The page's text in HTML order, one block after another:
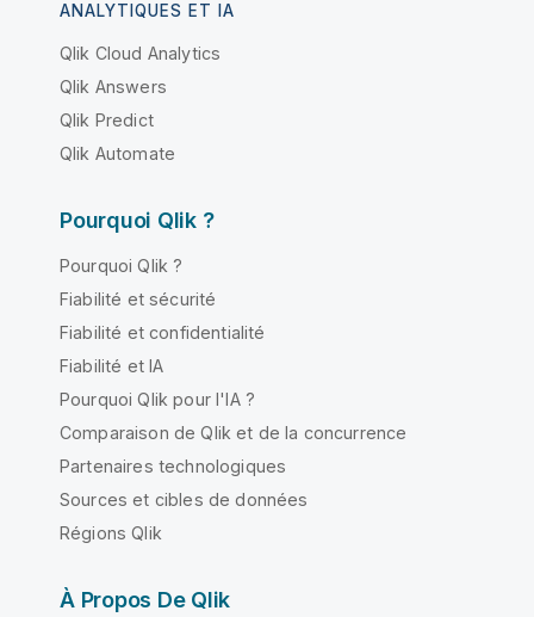
ANALYTIQUES ET IA
Qlik Cloud Analytics
Qlik Answers
Qlik Predict
Qlik Automate
Pourquoi Qlik ?
Pourquoi Qlik ?
Fiabilité et sécurité
Fiabilité et confidentialité
Fiabilité et IA
Pourquoi Qlik pour l'IA ?
Comparaison de Qlik et de la concurrence
Partenaires technologiques
Sources et cibles de données
Régions Qlik
À Propos De Qlik